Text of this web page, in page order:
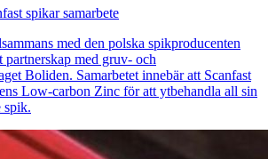
spikar samarbete
med den polska spikproducenten
partnerskap med gruv- och
Boliden. Samarbetet innebär att Scanfast
Low-carbon Zinc för att ytbehandla all sin
spik.